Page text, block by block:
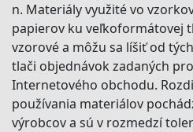
n. Materiály využité vo
papierov ku veľkoformátovej
vzorové a môžu sa líšiť od
tlači objednávok zadaných
Internetového obchodu.
používania materiálov
výrobcov a sú v rozmedzí